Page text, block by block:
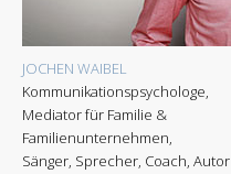
JOCHEN WAIBEL
Kommunikationspsychologe,
Mediator für Familie &
Familienunternehmen,
Sänger, Sprecher, Coach, Autor